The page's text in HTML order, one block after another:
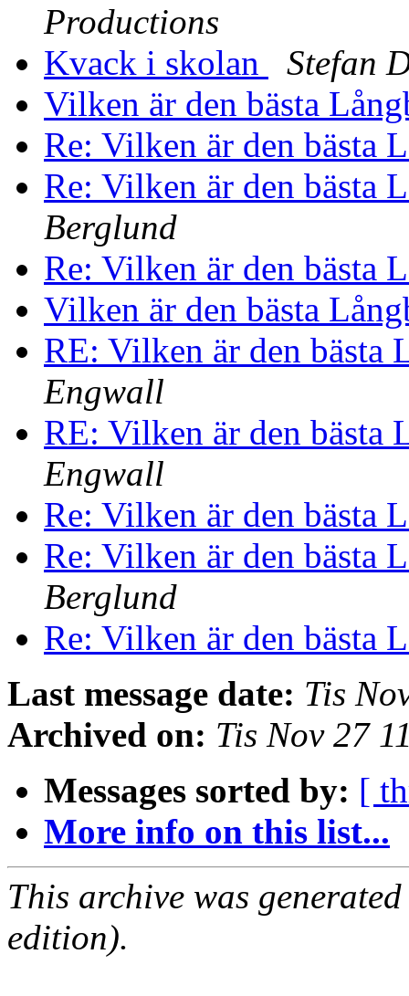
Productions
Kvack i skolan
Stefan
Vilken är den bästa
Re: Vilken är den bästa
Re: Vilken är den bästa
Berglund
Re: Vilken är den bästa
Vilken är den bästa
RE: Vilken är den bästa
Engwall
RE: Vilken är den bästa
Engwall
Re: Vilken är den bästa
Re: Vilken är den bästa
Berglund
Re: Vilken är den bästa
Last message date: Tis
Archived on: Tis Nov 27
Messages sorted by: [
More info on this list...
This archive was
edition).